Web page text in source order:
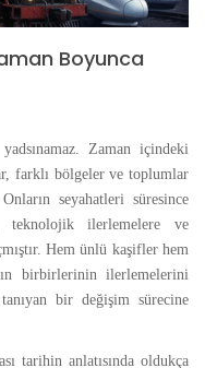
Boyunca
Zaman içindeki
farklı bölgeler ve toplumlar
seyahatleri süresince
teknolojik ilerlemelere ve
Hem ünlü kaşifler hem
birbirlerinin ilerlemelerini
bir değişim sürecine
tarihin anlatısında oldukça